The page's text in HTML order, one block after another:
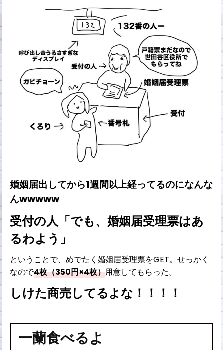
婚姻届出してから1週間以上経ってるのになんな
んwwwww
受付の人「でも、婚姻届受理票はあ
るわよう」
ということで、めでたく婚姻届受理票をGET。せっかく
なので4枚（350円×4枚）用意してもらった。
しけた商売してるよな！！！！
一蘭食べるよ